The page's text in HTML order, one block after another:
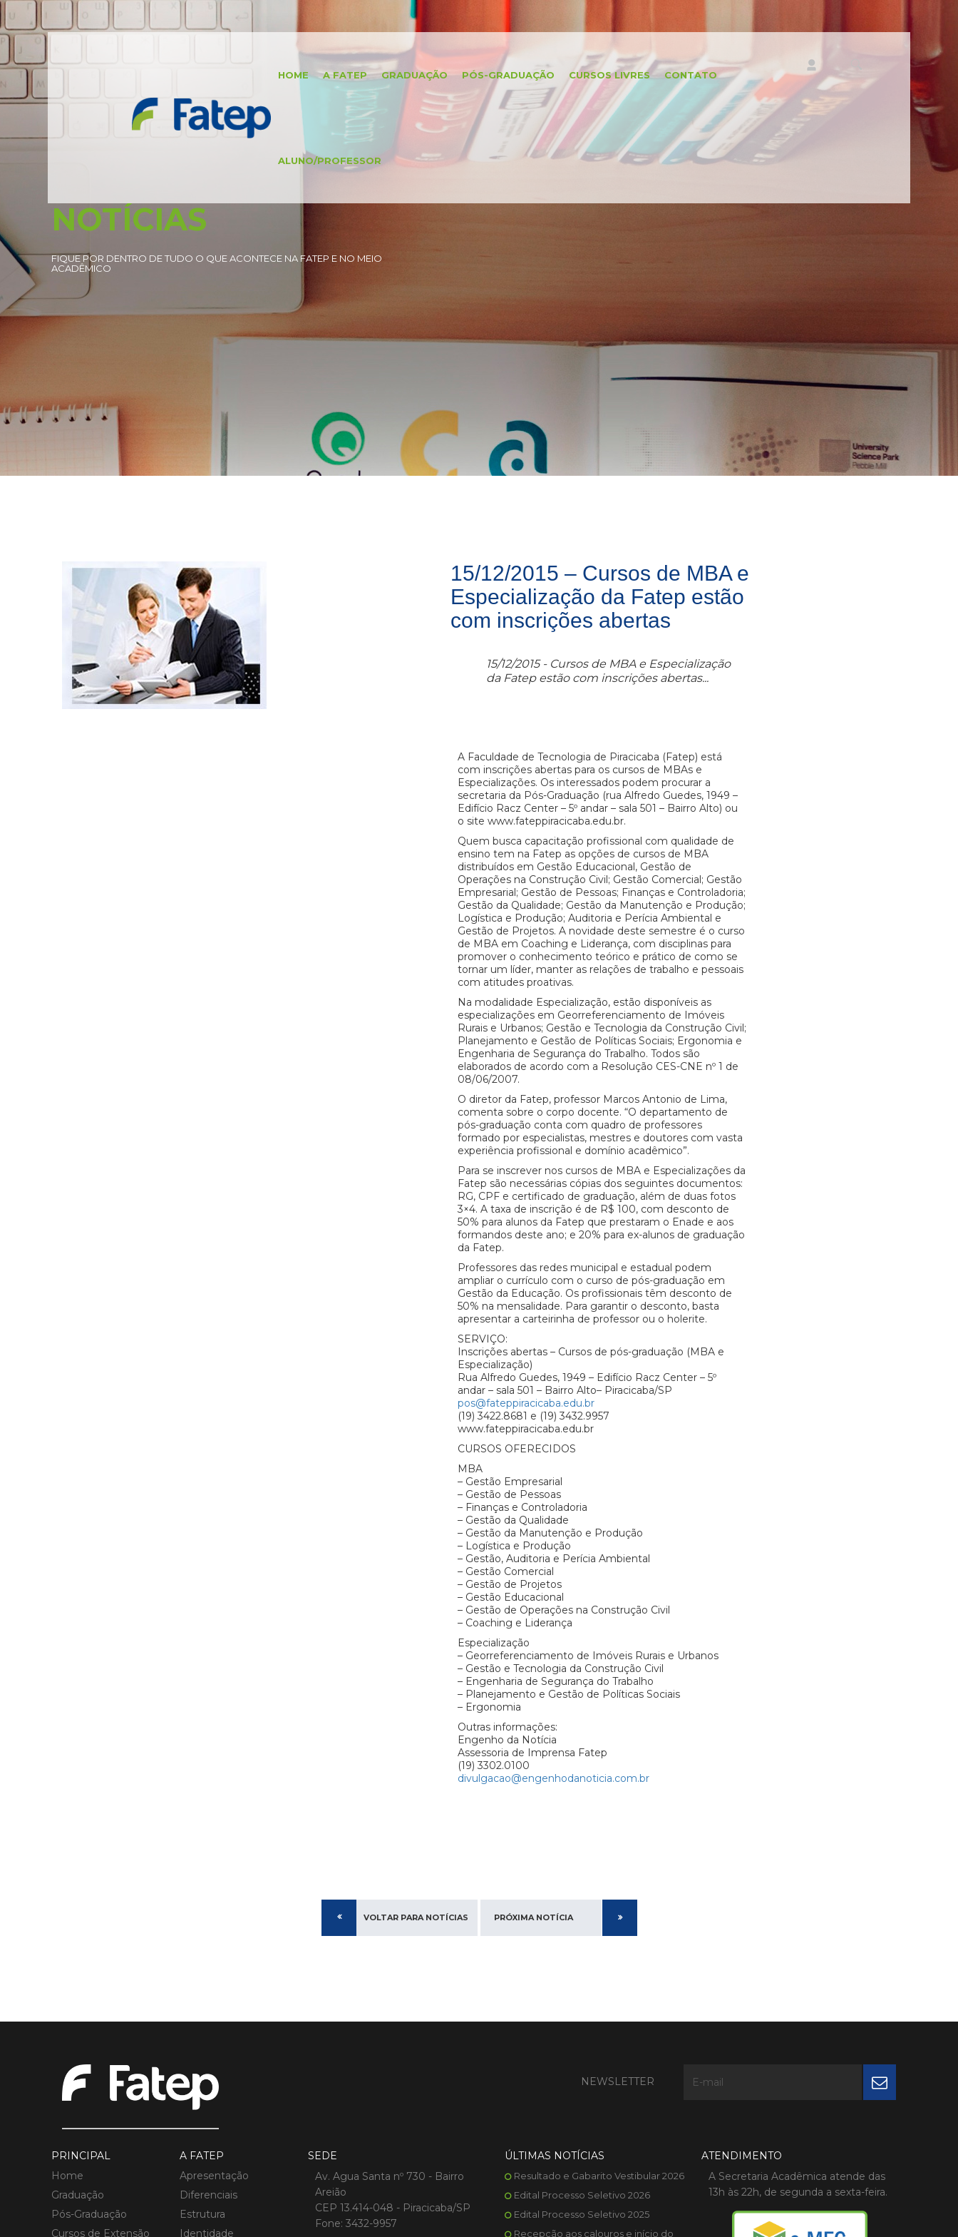
HOME A FATEP GRADUAÇÃO PÓS-GRADUAÇÃO CURSOS LIVRES CONTATO
ALUNO/PROFESSOR
NOTÍCIAS
FIQUE POR DENTRO DE TUDO O QUE ACONTECE NA FATEP E NO MEIO
ACADÊMICO
15/12/2015 – Cursos de MBA e
Especialização da Fatep estão
com inscrições abertas
15/12/2015 - Cursos de MBA e Especialização
da Fatep estão com inscrições abertas...
A Faculdade de Tecnologia de Piracicaba (Fatep) está
com inscrições abertas para os cursos de MBAs e
Especializações. Os interessados podem procurar a
secretaria da Pós-Graduação (rua Alfredo Guedes, 1949 –
Edifício Racz Center – 5º andar – sala 501 – Bairro Alto) ou
o site www.fateppiracicaba.edu.br.
Quem busca capacitação profissional com qualidade de
ensino tem na Fatep as opções de cursos de MBA
distribuídos em Gestão Educacional, Gestão de
Operações na Construção Civil; Gestão Comercial; Gestão
Empresarial; Gestão de Pessoas; Finanças e Controladoria;
Gestão da Qualidade; Gestão da Manutenção e Produção;
Logística e Produção; Auditoria e Perícia Ambiental e
Gestão de Projetos. A novidade deste semestre é o curso
de MBA em Coaching e Liderança, com disciplinas para
promover o conhecimento teórico e prático de como se
tornar um líder, manter as relações de trabalho e pessoais
com atitudes proativas.
Na modalidade Especialização, estão disponíveis as
especializações em Georreferenciamento de Imóveis
Rurais e Urbanos; Gestão e Tecnologia da Construção Civil;
Planejamento e Gestão de Políticas Sociais; Ergonomia e
Engenharia de Segurança do Trabalho. Todos são
elaborados de acordo com a Resolução CES-CNE nº 1 de
08/06/2007.
O diretor da Fatep, professor Marcos Antonio de Lima,
comenta sobre o corpo docente. “O departamento de
pós-graduação conta com quadro de professores
formado por especialistas, mestres e doutores com vasta
experiência profissional e domínio acadêmico”.
Para se inscrever nos cursos de MBA e Especializações da
Fatep são necessárias cópias dos seguintes documentos:
RG, CPF e certificado de graduação, além de duas fotos
3×4. A taxa de inscrição é de R$ 100, com desconto de
50% para alunos da Fatep que prestaram o Enade e aos
formandos deste ano; e 20% para ex-alunos de graduação
da Fatep.
Professores das redes municipal e estadual podem
ampliar o currículo com o curso de pós-graduação em
Gestão da Educação. Os profissionais têm desconto de
50% na mensalidade. Para garantir o desconto, basta
apresentar a carteirinha de professor ou o holerite.
SERVIÇO:
Inscrições abertas – Cursos de pós-graduação (MBA e
Especialização)
Rua Alfredo Guedes, 1949 – Edifício Racz Center – 5º
andar – sala 501 – Bairro Alto– Piracicaba/SP
pos@fateppiracicaba.edu.br
(19) 3422.8681 e (19) 3432.9957
www.fateppiracicaba.edu.br
CURSOS OFERECIDOS
MBA
– Gestão Empresarial
– Gestão de Pessoas
– Finanças e Controladoria
– Gestão da Qualidade
– Gestão da Manutenção e Produção
– Logística e Produção
– Gestão, Auditoria e Perícia Ambiental
– Gestão Comercial
– Gestão de Projetos
– Gestão Educacional
– Gestão de Operações na Construção Civil
– Coaching e Liderança
Especialização
– Georreferenciamento de Imóveis Rurais e Urbanos
– Gestão e Tecnologia da Construção Civil
– Engenharia de Segurança do Trabalho
– Planejamento e Gestão de Políticas Sociais
– Ergonomia
Outras informações:
Engenho da Notícia
Assessoria de Imprensa Fatep
(19) 3302.0100
divulgacao@engenhodanoticia.com.br
VOLTAR PARA NOTÍCIAS PRÓXIMA NOTÍCIA
NEWSLETTER
PRINCIPAL
Home
Graduação
Pós-Graduação
Cursos de Extensão
A FATEP
Apresentação
Diferenciais
Estrutura
Identidade
SEDE
Av. Agua Santa nº 730 - Bairro
Areião
CEP 13.414-048 - Piracicaba/SP
Fone: 3432-9957
ÚLTIMAS NOTÍCIAS
Resultado e Gabarito Vestibular 2026
Edital Processo Seletivo 2026
Edital Processo Seletivo 2025
Recepção aos calouros e início do
ATENDIMENTO
A Secretaria Acadêmica atende das
13h às 22h, de segunda a sexta-feira.